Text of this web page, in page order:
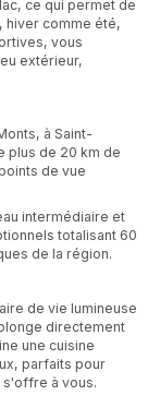
ce qui permet de
hiver comme été,
vous
extérieur,
à Saint-
plus de 20 km de
de vue
intermédiaire et
totalisant 60
de la région.
de vie lumineuse
directement
une cuisine
parfaits pour
s'offre à vous.